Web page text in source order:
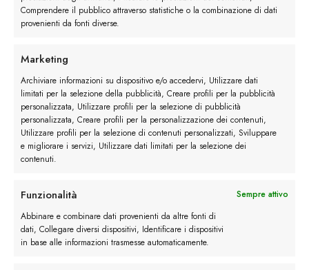
Comprendere il pubblico attraverso statistiche o la combinazione di dati
provenienti da fonti diverse.
Marketing
Archiviare informazioni su dispositivo e/o accedervi, Utilizzare dati
limitati per la selezione della pubblicità, Creare profili per la pubblicità
personalizzata, Utilizzare profili per la selezione di pubblicità
personalizzata, Creare profili per la personalizzazione dei contenuti,
Utilizzare profili per la selezione di contenuti personalizzati, Sviluppare
e migliorare i servizi, Utilizzare dati limitati per la selezione dei
contenuti.
Funzionalità
Sempre attivo
Abbinare e combinare dati provenienti da altre fonti di
dati, Collegare diversi dispositivi, Identificare i dispositivi
in base alle informazioni trasmesse automaticamente.
Questo elemento è stato inserito in
Shanghai: nuovi colori e
pellami per i modelli
Autunno / Inverno 2018
Monk Strap Affusolata: i
modelli della collezione
Autunno / Inverno 2018